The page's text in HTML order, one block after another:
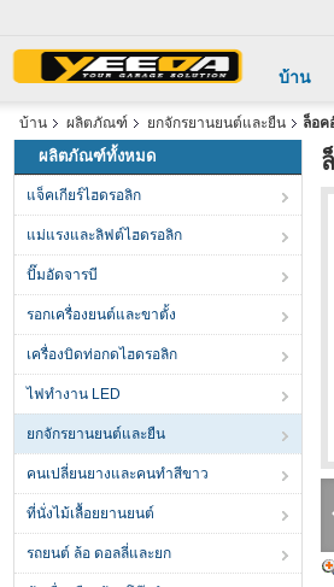
บ้าน
บ้าน ผลิตภัณฑ์ ยกจักรยานยนต์และยืน ล็อค
ผลิตภัณฑ์ทั้งหมด
แจ็คเกียร์ไฮดรอลิก
แม่แรงและลิฟต์ไฮดรอลิก
ปั๊มอัดจารบี
รอกเครื่องยนต์และขาตั้ง
เครื่องบิดท่อกดไฮดรอลิก
ไฟทำงาน LED
ยกจักรยานยนต์และยืน
คนเปลี่ยนยางและคนทําสีขาว
ที่นั่งไม้เลื้อยยานยนต์
รถยนต์ ล้อ ดอลลี่และยก